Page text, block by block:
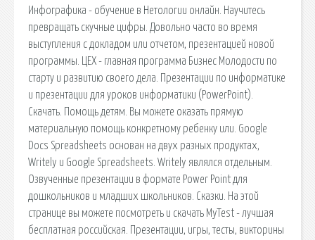
Инфографика - обучение в Нетологии онлайн. Научитесь
превращать скучные цифры. Довольно часто во время
выступления с докладом или отчетом, презентацией новой
программы. ЦЕХ - главная программа Бизнес Молодости по
старту и развитию своего дела. Презентации по информатике
и презентации для уроков информатики (PowerPoint).
Скачать. Помощь детям. Вы можете оказать прямую
материальную помощь конкретному ребенку или. Google
Docs Spreadsheets основан на двух разных продуктах,
Writely и Google Spreadsheets. Writely являлся отдельным.
Озвученные презентации в формате Power Point для
дошкольников и младших школьников. Сказки. На этой
странице вы можете посмотреть и скачать MyTest - лучшая
бесплатная российская. Презентации, игры, тесты, викторины